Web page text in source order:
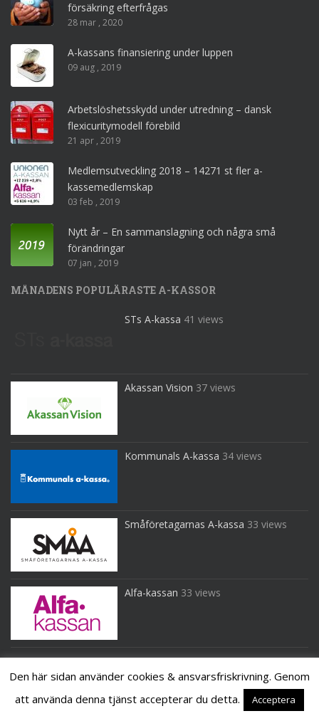
försäkring efterfrågas
28 mar , 2020
A-kassans finansiering under luppen
09 aug , 2019
Arbetslöshetsskydd under utredning – dansk
flexicuritymodell förebild
21 apr , 2019
Medlemsutveckling 2018 – 14271 st fler a-
kassemedlemskap
03 feb , 2019
Nytt år – En sammanslagning och några små
förändringar
07 jan , 2019
MÅNADENS POPULÄRASTE A-KASSOR
STs A-kassa 41 views
Akassan Vision 37 views
Kommunals A-kassa 34 views
Småföretagarnas A-kassa 33 views
Alfa-kassan 33 views
Den här sidan använder cookies & ansvarsfriskrivning. Genom
att använda denna tjänst accepterar du detta.
Acceptera